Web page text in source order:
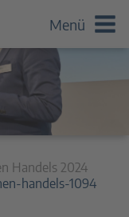
Menü
Handels 2024
handels-1094